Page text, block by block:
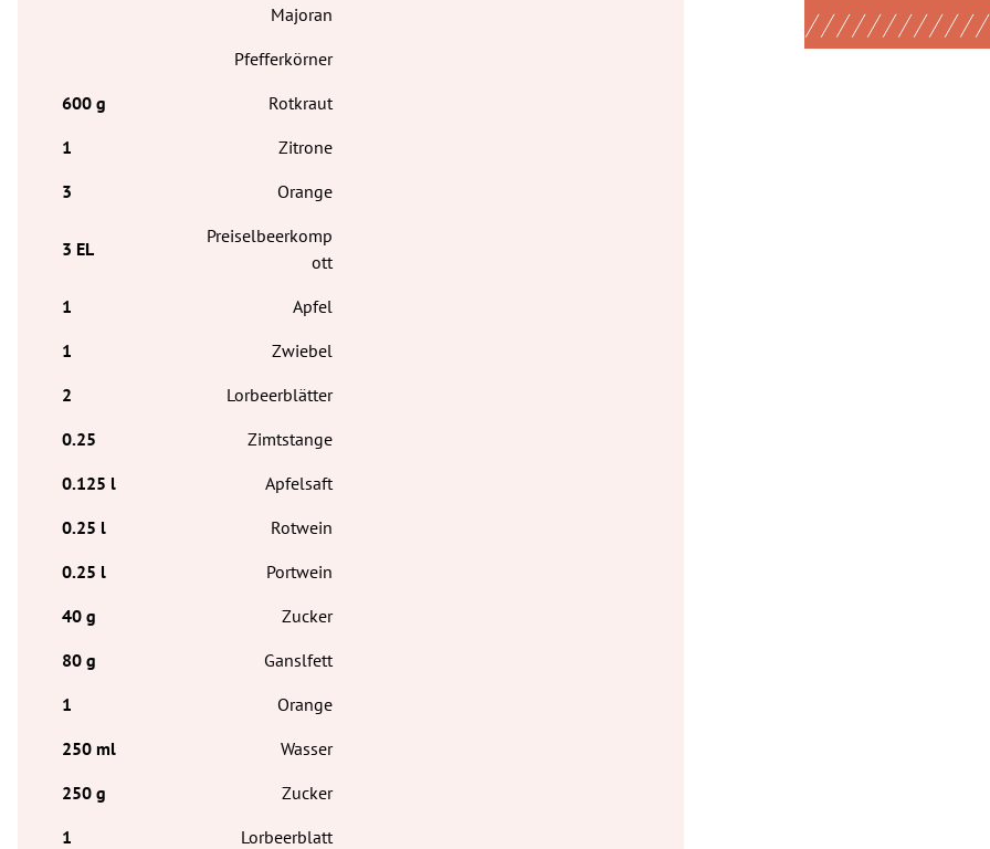
Majoran
Pfefferkörner
Rotkraut
Zitrone
Orange
Preiselbeerkomp
ott
Apfel
Zwiebel
Lorbeerblätter
Zimtstange
Apfelsaft
Rotwein
Portwein
Zucker
Ganslfett
Orange
Wasser
Zucker
Lorbeerblatt